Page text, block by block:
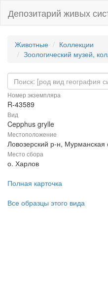
Депозитарий живых
Животные
Коллекции
Зоологический музей,
Номер экземпляра
R-43589
Вид
Cepphus grylle
Местоположение
Ловозерский р-н, Мурманская
Место сбора
о. Харлов
Полная карточка
Все образцы этого вида